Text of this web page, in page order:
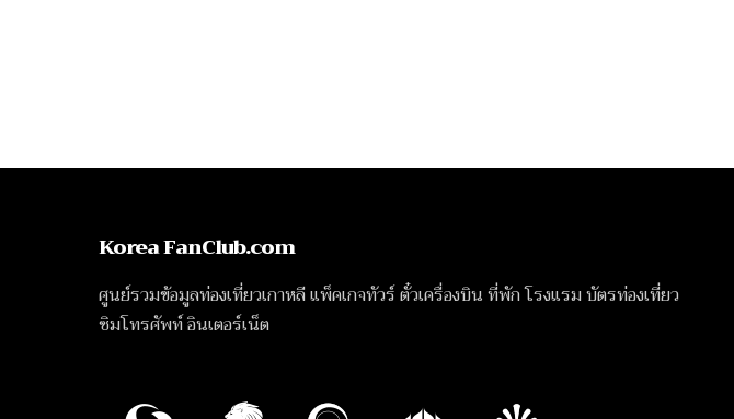
Korea FanClub.com
ศูนย์รวมข้อมูลท่องเที่ยวเกาหลี แพ็คเกจทัวร์ ตั๋วเครื่องบิน ที่พัก โรงแรม บัตรท่องเที่ยว
ซิมโทรศัพท์ อินเตอร์เน็ต